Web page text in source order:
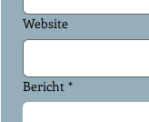
Website
Bericht *